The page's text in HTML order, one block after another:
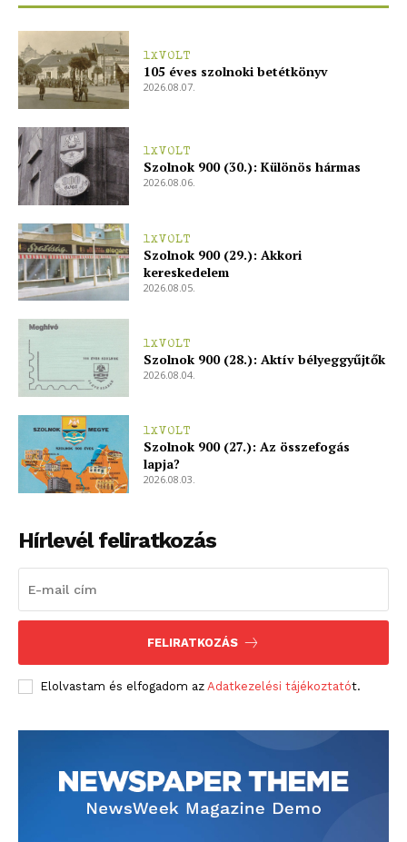
1XVOLT
105 éves szolnoki betétkönyv
2026.08.07.
1XVOLT
Szolnok 900 (30.): Különös hármas
2026.08.06.
1XVOLT
Szolnok 900 (29.): Akkori
kereskedelem
2026.08.05.
1XVOLT
Szolnok 900 (28.): Aktív bélyeggyűjtők
2026.08.04.
1XVOLT
Szolnok 900 (27.): Az összefogás
lapja?
2026.08.03.
Hírlevél feliratkozás
FELIRATKOZÁS
Elolvastam és elfogadom az Adatkezelési tájékoztatót.